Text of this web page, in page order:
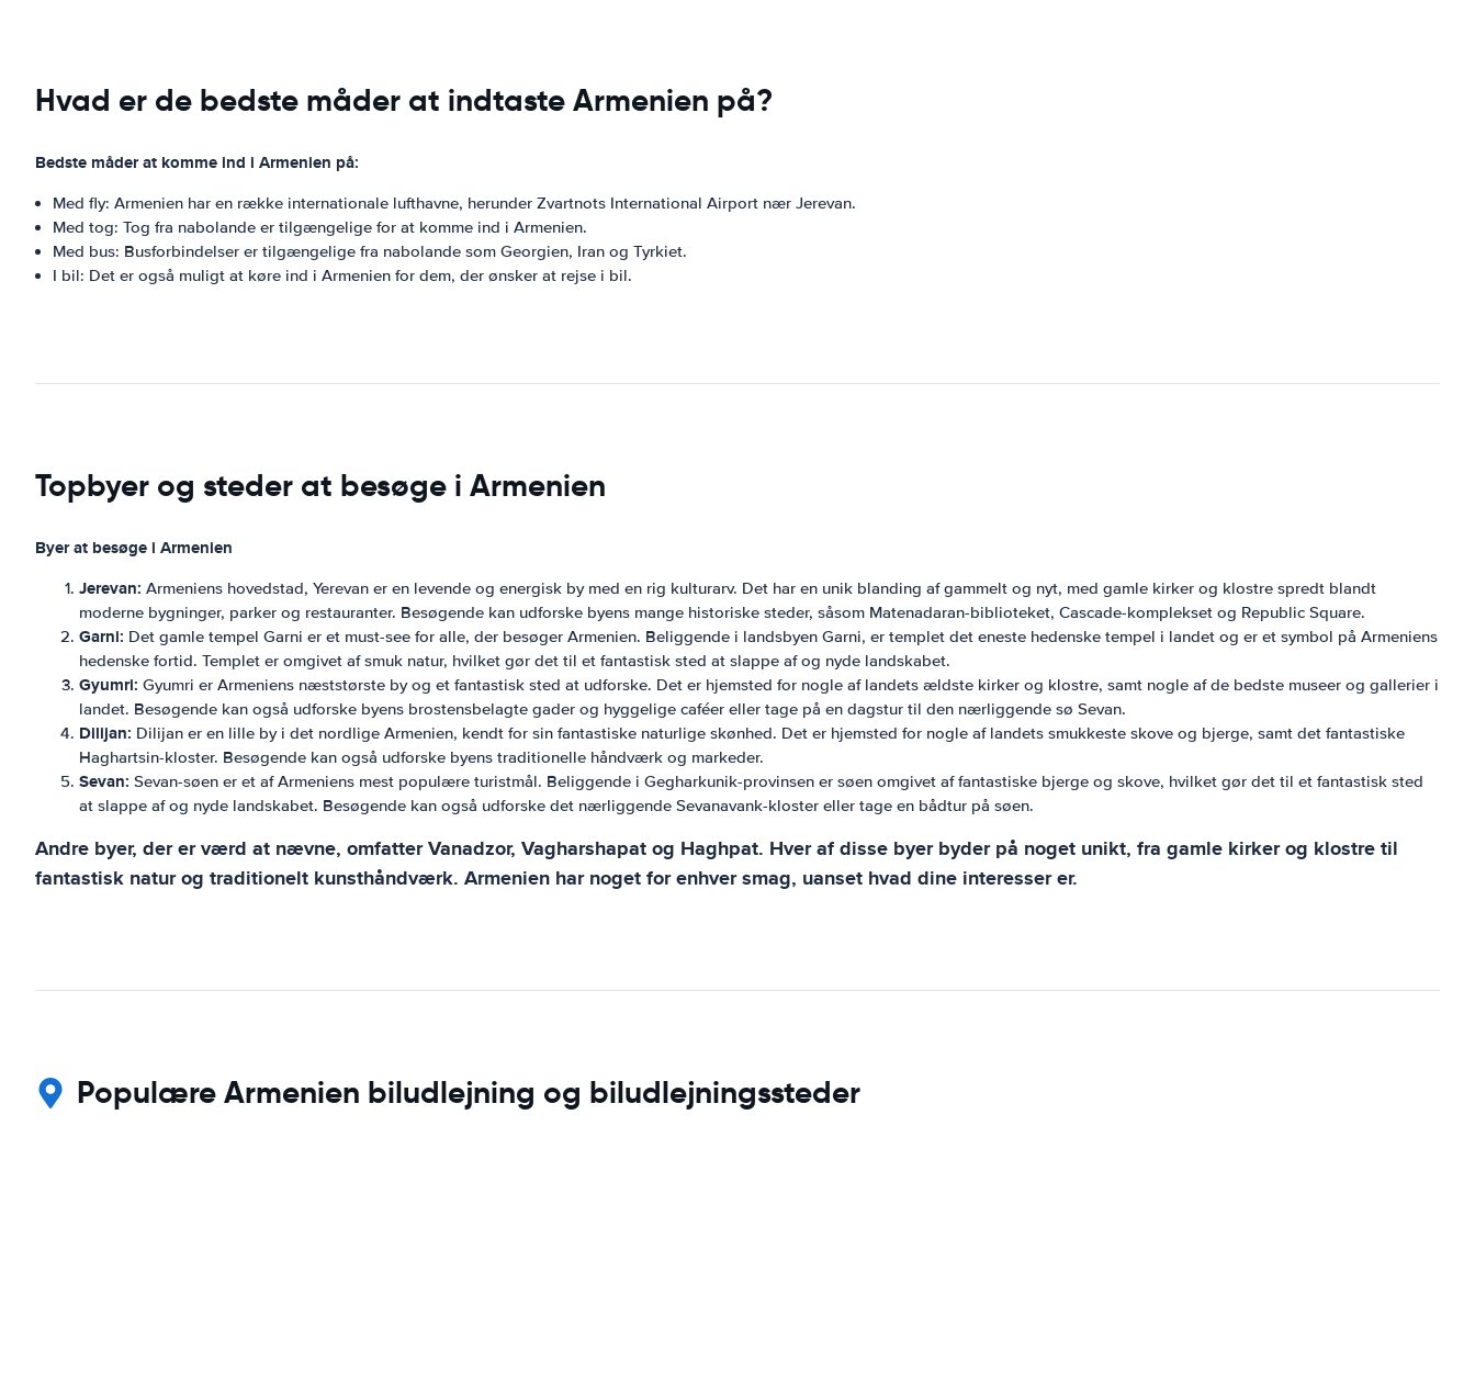
Hvad er de bedste måder at indtaste Armenien på?
Bedste måder at komme ind i Armenien på:
Med fly: Armenien har en række internationale lufthavne, herunder Zvartnots International Airport nær Jerevan.
Med tog: Tog fra nabolande er tilgængelige for at komme ind i Armenien.
Med bus: Busforbindelser er tilgængelige fra nabolande som Georgien, Iran og Tyrkiet.
I bil: Det er også muligt at køre ind i Armenien for dem, der ønsker at rejse i bil.
Topbyer og steder at besøge i Armenien
Byer at besøge i Armenien
Jerevan: Armeniens hovedstad, Yerevan er en levende og energisk by med en rig kulturarv. Det har en unik blanding af gammelt og nyt, med gamle kirker og klostre spredt blandt
moderne bygninger, parker og restauranter. Besøgende kan udforske byens mange historiske steder, såsom Matenadaran-biblioteket, Cascade-komplekset og Republic Square.
Garni: Det gamle tempel Garni er et must-see for alle, der besøger Armenien. Beliggende i landsbyen Garni, er templet det eneste hedenske tempel i landet og er et symbol på Armeniens
hedenske fortid. Templet er omgivet af smuk natur, hvilket gør det til et fantastisk sted at slappe af og nyde landskabet.
Gyumri: Gyumri er Armeniens næststørste by og et fantastisk sted at udforske. Det er hjemsted for nogle af landets ældste kirker og klostre, samt nogle af de bedste museer og gallerier i
landet. Besøgende kan også udforske byens brostensbelagte gader og hyggelige caféer eller tage på en dagstur til den nærliggende sø Sevan.
Dilijan: Dilijan er en lille by i det nordlige Armenien, kendt for sin fantastiske naturlige skønhed. Det er hjemsted for nogle af landets smukkeste skove og bjerge, samt det fantastiske
Haghartsin-kloster. Besøgende kan også udforske byens traditionelle håndværk og markeder.
Sevan: Sevan-søen er et af Armeniens mest populære turistmål. Beliggende i Gegharkunik-provinsen er søen omgivet af fantastiske bjerge og skove, hvilket gør det til et fantastisk sted
at slappe af og nyde landskabet. Besøgende kan også udforske det nærliggende Sevanavank-kloster eller tage en bådtur på søen.
Andre byer, der er værd at nævne, omfatter Vanadzor, Vagharshapat og Haghpat. Hver af disse byer byder på noget unikt, fra gamle kirker og klostre til
fantastisk natur og traditionelt kunsthåndværk. Armenien har noget for enhver smag, uanset hvad dine interesser er.
Populære Armenien biludlejning og biludlejningssteder